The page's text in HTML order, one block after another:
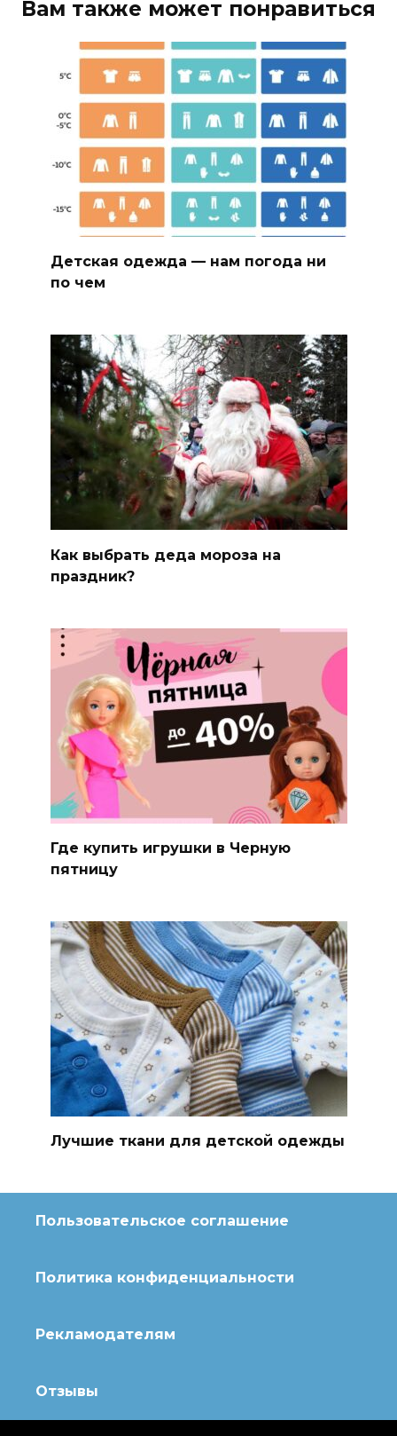
Вам также может понравиться
Детская одежда — нам погода ни
по чем
Как выбрать деда мороза на
праздник?
Где купить игрушки в Черную
пятницу
Лучшие ткани для детской одежды
Пользовательское соглашение
Политика конфиденциальности
Рекламодателям
Отзывы